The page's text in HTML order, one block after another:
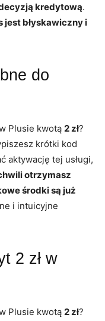
kredytową.
jest błyskawiczny i
do
Plusie kwotą 2 zł?
krótki kod
aktywację tej usługi,
otrzymasz
środki są już
i intuicyjne
2 zł w
Plusie kwotą 2 zł?